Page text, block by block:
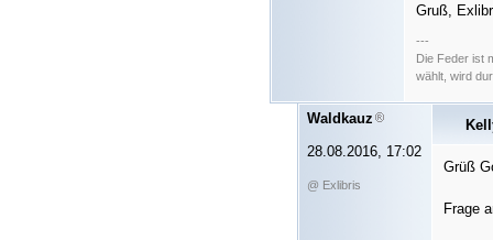
Gruß,
---
Die Feder ist
wählt, wird
Waldkauz
28.08.2016, 17:02
@ Exlibris
Grüß
Frage